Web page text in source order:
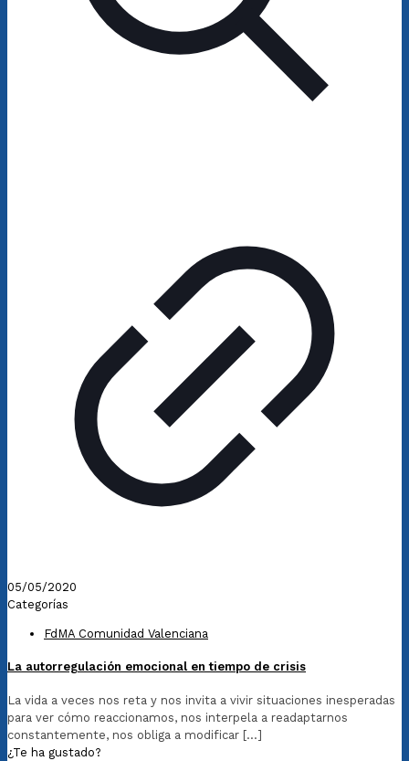
05/05/2020
Categorías
FdMA Comunidad Valenciana
La autorregulación emocional en tiempo de crisis
La vida a veces nos reta y nos invita a vivir situaciones inesperadas
para ver cómo reaccionamos, nos interpela a readaptarnos
constantemente, nos obliga a modificar […]
¿Te ha gustado?